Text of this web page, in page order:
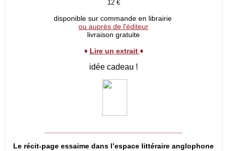
12 €
disponible sur commande en librairie
ou auprès de l'éditeur
livraison gratuite
♦ Lire un extrait ♦
idée cadeau !
Le récit-page essaime dans l’espace littéraire anglophone